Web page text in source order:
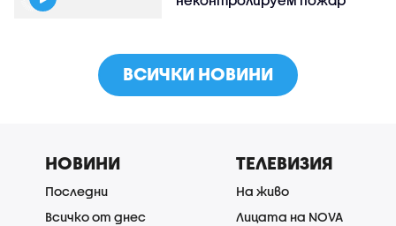
ВСИЧКИ НОВИНИ
НОВИНИ
Последни
Всичко от днес
ТЕЛЕВИЗИЯ
На живо
Лицата на NOVA